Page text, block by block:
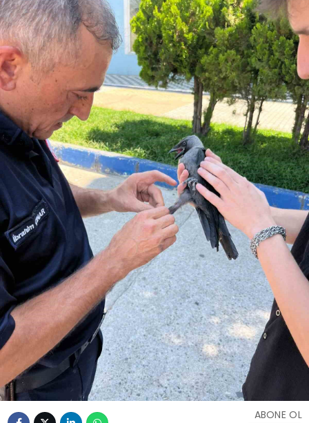
ABONE OL